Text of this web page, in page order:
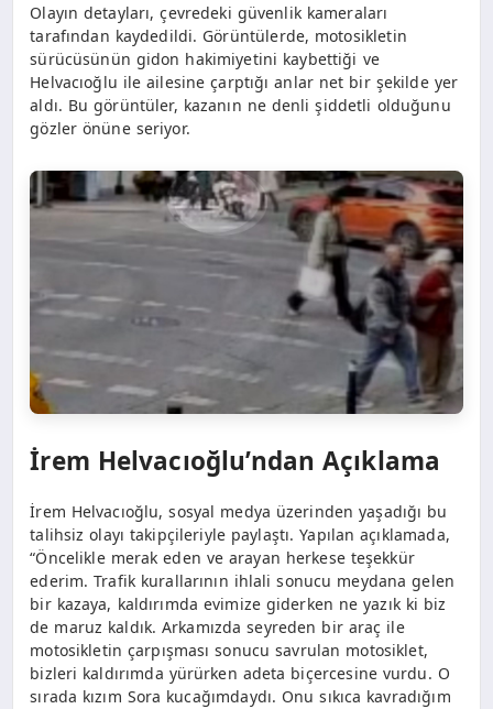
Olayın detayları, çevredeki güvenlik kameraları
tarafından kaydedildi. Görüntülerde, motosikletin
sürücüsünün gidon hakimiyetini kaybettiği ve
Helvacıoğlu ile ailesine çarptığı anlar net bir şekilde yer
aldı. Bu görüntüler, kazanın ne denli şiddetli olduğunu
gözler önüne seriyor.
İrem Helvacıoğlu’ndan Açıklama
İrem Helvacıoğlu, sosyal medya üzerinden yaşadığı bu
talihsiz olayı takipçileriyle paylaştı. Yapılan açıklamada,
“Öncelikle merak eden ve arayan herkese teşekkür
ederim. Trafik kurallarının ihlali sonucu meydana gelen
bir kazaya, kaldırımda evimize giderken ne yazık ki biz
de maruz kaldık. Arkamızda seyreden bir araç ile
motosikletin çarpışması sonucu savrulan motosiklet,
bizleri kaldırımda yürürken adeta biçercesine vurdu. O
sırada kızım Sora kucağımdaydı. Onu sıkıca kavradığım